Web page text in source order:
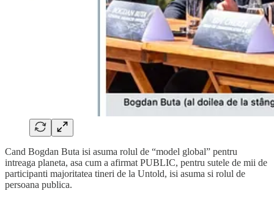
Cand Bogdan Buta isi asuma rolul de “model global” pentru
intreaga planeta, asa cum a afirmat PUBLIC, pentru sutele de mii de
participanti majoritatea tineri de la Untold, isi asuma si rolul de
persoana publica.